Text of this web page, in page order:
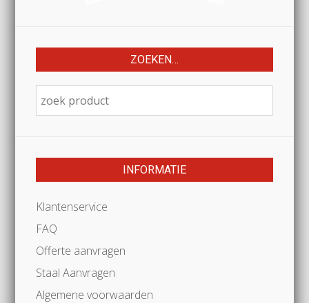
ZOEKEN…
INFORMATIE
Klantenservice
FAQ
Offerte aanvragen
Staal Aanvragen
Algemene voorwaarden